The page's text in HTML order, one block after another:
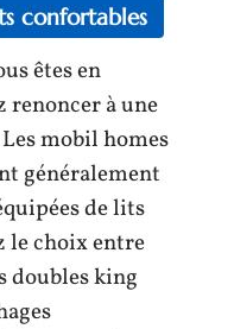
confortables
êtes en
renoncer à une
mobil homes
généralement
de lits
le choix entre
doubles king